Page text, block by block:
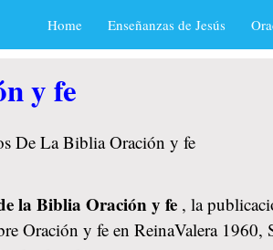
Home Enseñanzas de Jesús
y fe
la Biblia Oración y fe , la
Oración y fe en ReinaValera 1960,